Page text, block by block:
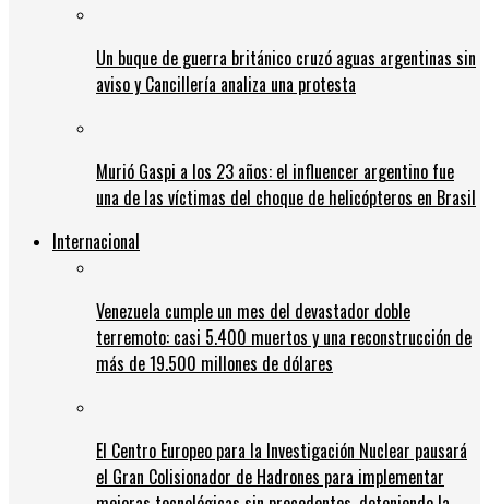
Un buque de guerra británico cruzó aguas argentinas sin
aviso y Cancillería analiza una protesta
Murió Gaspi a los 23 años: el influencer argentino fue
una de las víctimas del choque de helicópteros en Brasil
Internacional
Venezuela cumple un mes del devastador doble
terremoto: casi 5.400 muertos y una reconstrucción de
más de 19.500 millones de dólares
El Centro Europeo para la Investigación Nuclear pausará
el Gran Colisionador de Hadrones para implementar